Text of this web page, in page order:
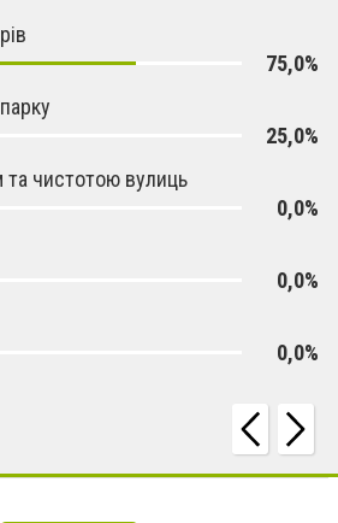
75,0%
25,0%
та чистотою вулиць
0,0%
0,0%
0,0%
спогадом [На правах реклами] [На правах реклами]
куріння у подарунок? [СЮЖЕТ] [Спонсорський матеріал]